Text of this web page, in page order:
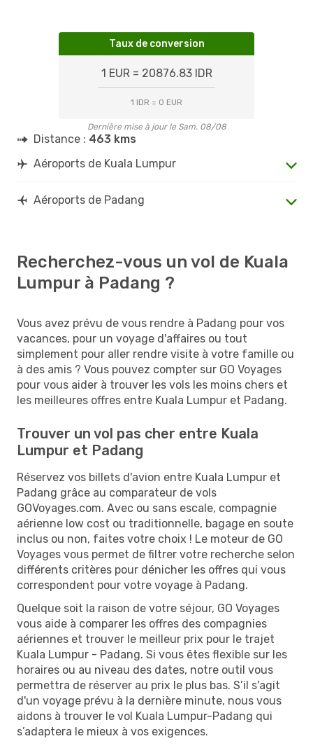
Taux de conversion
1 EUR = 20876.83 IDR
1 IDR = 0 EUR
Dernière mise à jour le Sam. 08/08
Distance : 463 kms
Aéroports de Kuala Lumpur
Aéroports de Padang
Recherchez-vous un vol de Kuala
Lumpur à Padang ?
Vous avez prévu de vous rendre à Padang pour vos
vacances, pour un voyage d'affaires ou tout
simplement pour aller rendre visite à votre famille ou
à des amis ? Vous pouvez compter sur GO Voyages
pour vous aider à trouver les vols les moins chers et
les meilleures offres entre Kuala Lumpur et Padang.
Trouver un vol pas cher entre Kuala
Lumpur et Padang
Réservez vos billets d'avion entre Kuala Lumpur et
Padang grâce au comparateur de vols
GOVoyages.com. Avec ou sans escale, compagnie
aérienne low cost ou traditionnelle, bagage en soute
inclus ou non, faites votre choix ! Le moteur de GO
Voyages vous permet de filtrer votre recherche selon
différents critères pour dénicher les offres qui vous
correspondent pour votre voyage à Padang.
Quelque soit la raison de votre séjour, GO Voyages
vous aide à comparer les offres des compagnies
aériennes et trouver le meilleur prix pour le trajet
Kuala Lumpur - Padang. Si vous êtes flexible sur les
horaires ou au niveau des dates, notre outil vous
permettra de réserver au prix le plus bas. S’il s'agit
d'un voyage prévu à la dernière minute, nous vous
aidons à trouver le vol Kuala Lumpur-Padang qui
s’adaptera le mieux à vos exigences.